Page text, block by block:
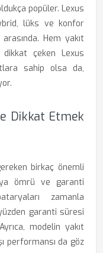
popüler. Lexus
lüks ve konfor
Hem yakıt
çeken Lexus
sahip olsa da,
Dikkat Etmek
birkaç önemli
ömrü ve garanti
zamanla
garanti süresi
modelin yakıt
performansı da göz